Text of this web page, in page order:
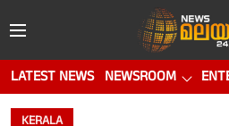
LATEST NEWS NEWSROOM
KERALA